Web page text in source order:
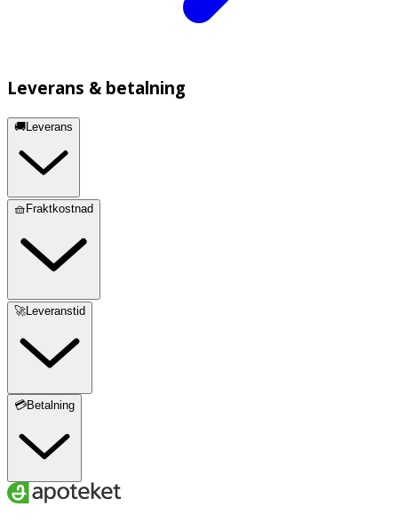
Leverans & betalning
🚚Leverans
🧺Fraktkostnad
🚀Leveranstid
💳Betalning